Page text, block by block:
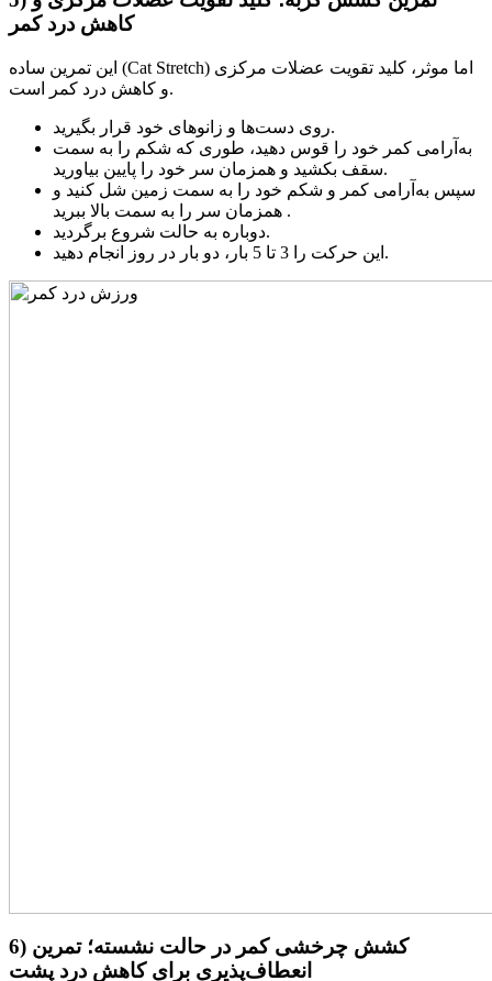
کاهش درد کمر
این تمرین ساده (Cat Stretch) اما موثر، کلید تقویت عضلات مرکزی
و کاهش درد کمر است.
روی دست‌ها و زانوهای خود قرار بگیرید.
به‌آرامی کمر خود را قوس دهید، طوری که شکم را به سمت
سقف بکشید و همزمان سر خود را پایین بیاورید.
سپس به‌آرامی کمر و شکم خود را به سمت زمین شل کنید و
همزمان سر را به سمت بالا ببرید .
دوباره به حالت شروع برگردید.
این حرکت را 3 تا 5 بار، دو بار در روز انجام دهید.
6) کشش چرخشی کمر در حالت نشسته؛ تمرین
انعطاف‌پذیری برای کاهش درد پشت